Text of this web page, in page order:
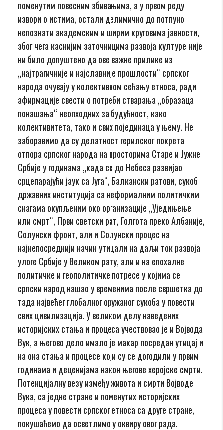
поменутим повесним збивањима, а у првом реду
извори о истима, остали делимично до потпуно
непознати академским и ширим круговима јавности,
због чега каснијим заточницима развоја културе није
ни било допуштено да ове важне прилике из
„најтрагичније и најславније прошлости“ српског
народа очувају у колективном сећању етноса, ради
афирмације свести о потреби стварања „образаца
понашања“ неопходних за будућност, како
колективитета, тако и свих појединаца у њему. Не
заборавимо да су делатност герилског покрета
отпора српског народа на просторима Старе и Јужне
Србије у годинама „када се до Небеса развијао
срцепарајући јаук са Југа“, Балкански ратови, сукоб
државних институција са неформалним политичким
снагама окупљеним око организације „Уједињење
или смрт“, Први светски рат, Голгота преко Албаније,
Солунски фронт, али и Солунски процес на
најнепосреднији начин утицали на даљи ток развоја
улоге Србије у Великом рату, али и на епохалне
политичке и геополитичке потресе у којима се
српски народ нашао у временима после свршетка до
тада највећег глобалног оружаног сукоба у повести
свих цивилизација. У великом делу наведених
историјских стања и процеса учествовао је и Војвода
Вук, а његово дело имало је макар посредан утицај и
на она стања и процесе који су се догодили у првим
годинама и деценијама након његове херојске смрти.
Потенцијалну везу између живота и смрти Војводе
Вука, са једне стране и поменутих историјских
процеса у повести српског етноса са друге стране,
покушаћемо да осветлимо у оквиру овог рада.